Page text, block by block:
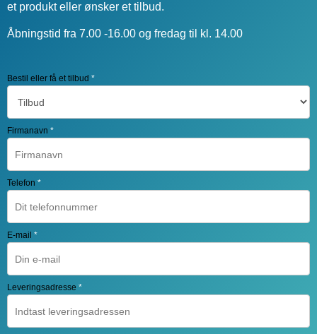
et produkt eller ønsker et tilbud.
Åbningstid fra 7.00 -16.00 og fredag til kl. 14.00
Bestillingsformular
Bestil eller få et tilbud *
Firmanavn *
Telefon *
E-mail *
Leveringsadresse *